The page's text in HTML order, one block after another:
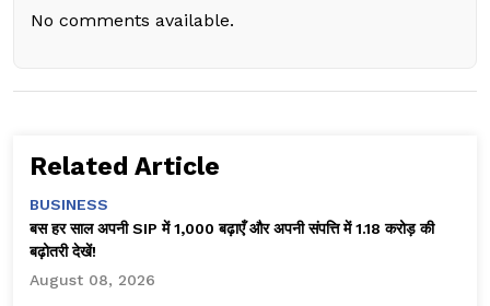
No comments available.
Related Article
BUSINESS
बस हर साल अपनी SIP में ₹1,000 बढ़ाएँ और अपनी संपत्ति में ₹1.18 करोड़ की
बढ़ोतरी देखें!
August 08, 2026